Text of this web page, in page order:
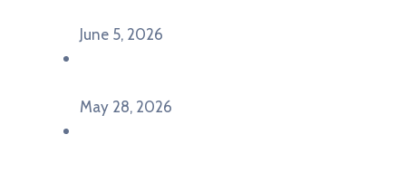
June 5, 2026
May 28, 2026